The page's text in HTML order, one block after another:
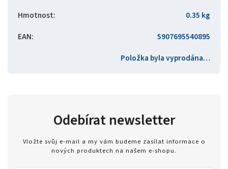
Hmotnost:
0.35 kg
EAN:
5907695540895
Položka byla vyprodána…
Odebírat newsletter
Vložte svůj e-mail a my vám budeme zasílat informace o
nových produktech na našem e-shopu.